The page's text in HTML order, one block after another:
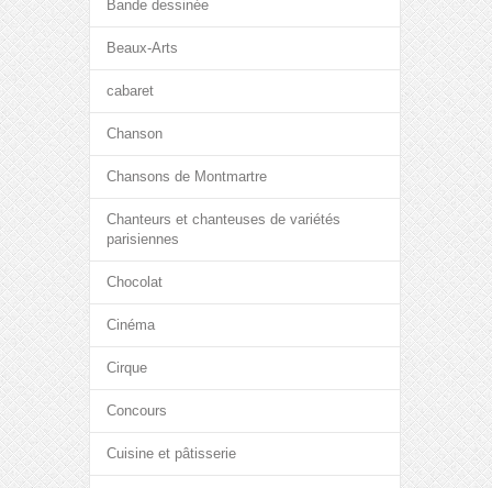
Bande dessinée
Beaux-Arts
cabaret
Chanson
Chansons de Montmartre
Chanteurs et chanteuses de variétés
parisiennes
Chocolat
Cinéma
Cirque
Concours
Cuisine et pâtisserie